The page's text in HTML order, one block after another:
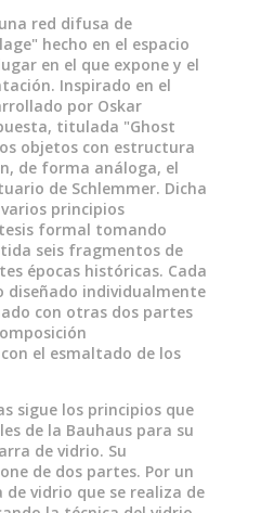
red difusa de
hecho en el espacio
en el que expone y el
Inspirado en el
por Oskar
titulada "Ghost
objetos con estructura
de forma análoga, el
de Schlemmer. Dicha
principios
formal tomando
seis fragmentos de
épocas históricas. Cada
diseñado individualmente
con otras dos partes
el esmaltado de los
sigue los principios que
de la Bauhaus para su
de vidrio. Su
de dos partes. Por un
vidrio que se realiza de